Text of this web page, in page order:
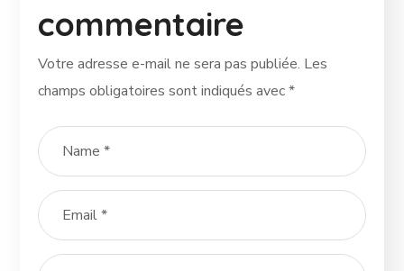
commentaire
Votre adresse e-mail ne sera pas publiée. Les
champs obligatoires sont indiqués avec*